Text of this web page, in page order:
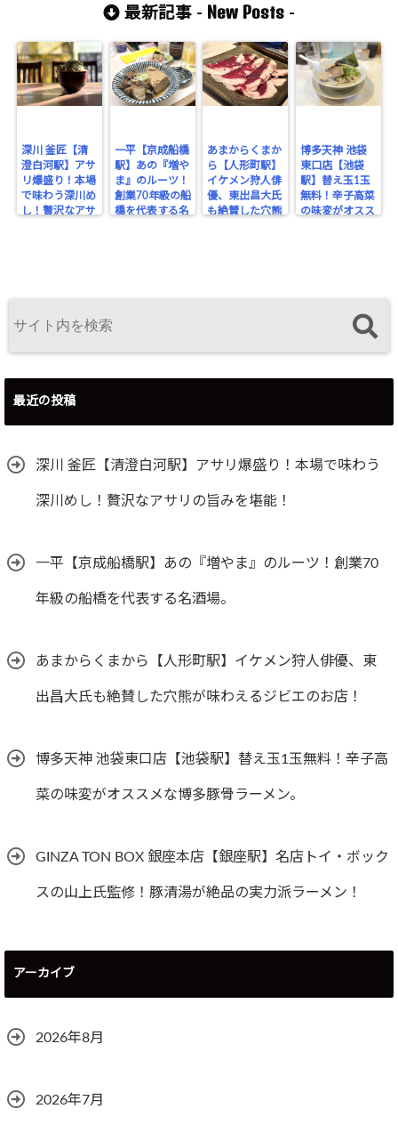
で連休の幕開
け！
飯、優しい接客
最新記事 - New Posts -
深川 釜匠【清
澄白河駅】アサ
リ爆盛り！本場
で味わう深川め
し！贅沢なアサ
一平【京成船橋
駅】あの『増や
ま』のルーツ！
創業70年級の船
橋を代表する名
あまからくまか
ら【人形町駅】
イケメン狩人俳
優、東出昌大氏
も絶賛した穴熊
博多天神 池袋
東口店【池袋
駅】替え玉1玉
無料！辛子高菜
の味変がオスス
最近の投稿
深川 釜匠【清澄白河駅】アサリ爆盛り！本場で味わう
深川めし！贅沢なアサリの旨みを堪能！
一平【京成船橋駅】あの『増やま』のルーツ！創業70
年級の船橋を代表する名酒場。
あまからくまから【人形町駅】イケメン狩人俳優、東
出昌大氏も絶賛した穴熊が味わえるジビエのお店！
博多天神 池袋東口店【池袋駅】替え玉1玉無料！辛子高
菜の味変がオススメな博多豚骨ラーメン。
GINZA TON BOX 銀座本店【銀座駅】名店トイ・ボック
スの山上氏監修！豚清湯が絶品の実力派ラーメン！
アーカイブ
2026年8月
2026年7月